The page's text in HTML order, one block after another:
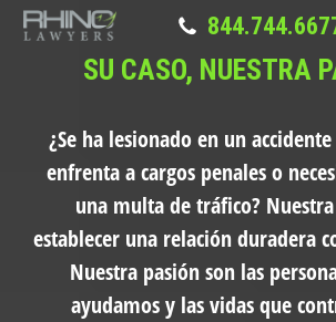
SU CASO, NUESTRA
¿Se ha lesionado en un
enfrenta a cargos penales o
una multa de tráfico?
establecer una relación duradera
Nuestra pasión son las
ayudamos y las vidas que